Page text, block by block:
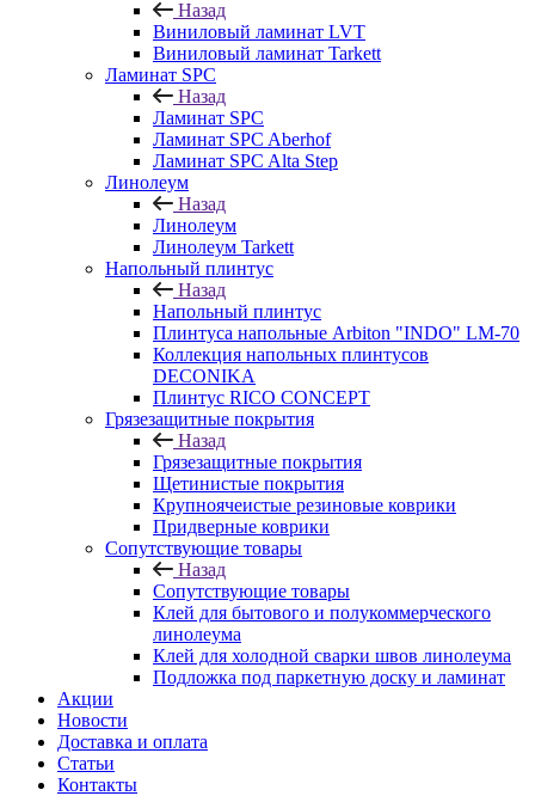
Назад
Виниловый ламинат LVT
Виниловый ламинат Tarkett
Ламинат SPC
Назад
Ламинат SPC
Ламинат SPC Aberhof
Ламинат SPC Alta Step
Линолеум
Назад
Линолеум
Линолеум Tarkett
Напольный плинтус
Назад
Напольный плинтус
Плинтуса напольные Arbiton "INDO" LM-70
Коллекция напольных плинтусов
DECONIKA
Плинтус RICO CONCEPT
Грязезащитные покрытия
Назад
Грязезащитные покрытия
Щетинистые покрытия
Крупноячеистые резиновые коврики
Придверные коврики
Сопутствующие товары
Назад
Сопутствующие товары
Клей для бытового и полукоммерческого
линолеума
Клей для холодной сварки швов линолеума
Подложка под паркетную доску и ламинат
Акции
Новости
Доставка и оплата
Статьи
Контакты